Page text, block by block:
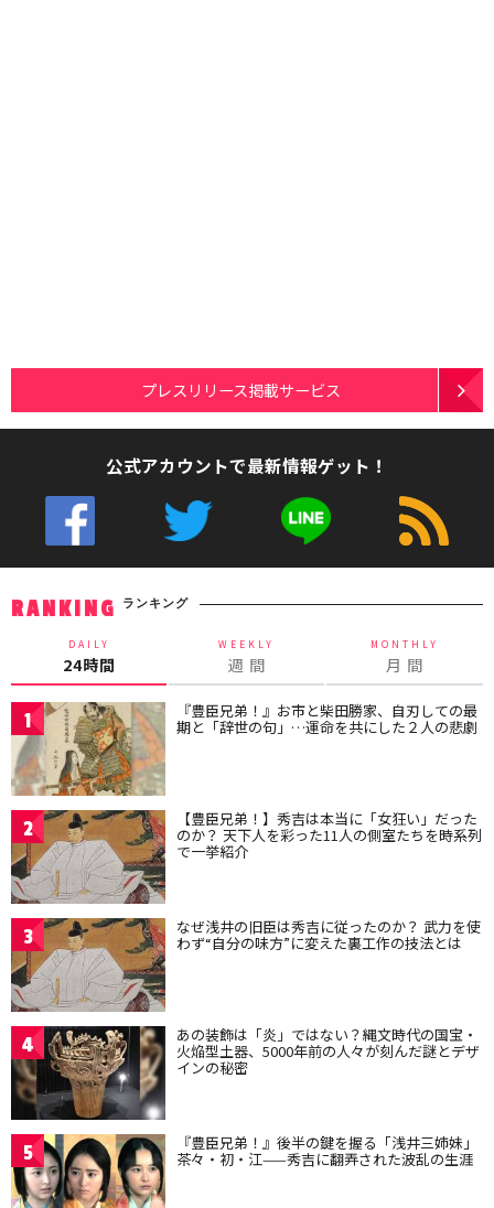
プレスリリース掲載サービス
公式アカウントで最新情報ゲット！
RANKING ランキング
DAILY
24時間
WEEKLY
週 間
MONTHLY
月 間
1 『豊臣兄弟！』お市と柴田勝家、自刃しての最
期と「辞世の句」…運命を共にした２人の悲劇
2 【豊臣兄弟！】秀吉は本当に「女狂い」だった
のか？ 天下人を彩った11人の側室たちを時系列
で一挙紹介
3 なぜ浅井の旧臣は秀吉に従ったのか？ 武力を使
わず“自分の味方”に変えた裏工作の技法とは
4 あの装飾は「炎」ではない？縄文時代の国宝・
火焔型土器、5000年前の人々が刻んだ謎とデザ
インの秘密
5 『豊臣兄弟！』後半の鍵を握る「浅井三姉妹」
茶々・初・江——秀吉に翻弄された波乱の生涯